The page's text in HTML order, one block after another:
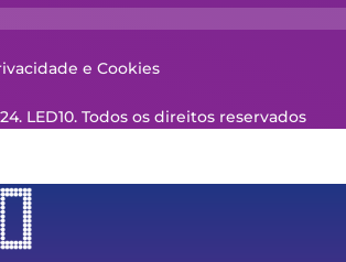
e Cookies
LED10. Todos os direitos reservados